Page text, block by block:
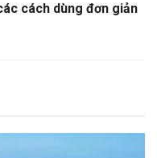
cách dùng đơn giản